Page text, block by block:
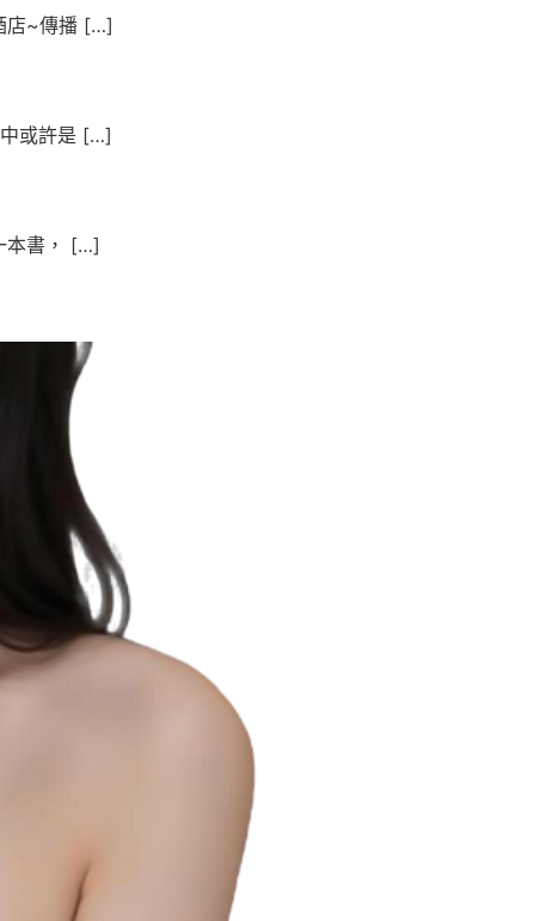
店~傳播 […]
或許是 […]
本書， […]